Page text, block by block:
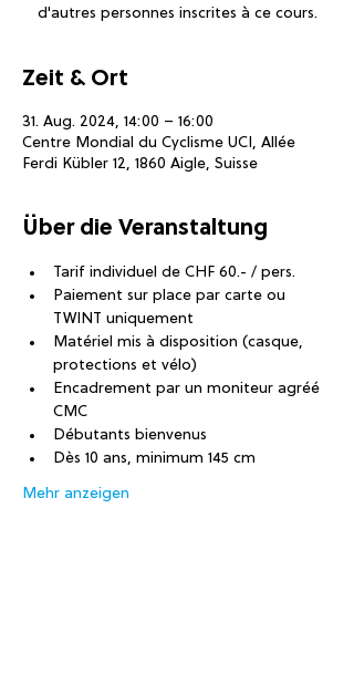
d'autres personnes inscrites à ce cours.
Zeit & Ort
31. Aug. 2024, 14:00 – 16:00
Centre Mondial du Cyclisme UCI, Allée
Ferdi Kübler 12, 1860 Aigle, Suisse
Über die Veranstaltung
Tarif individuel de CHF 60.- / pers.
Paiement sur place par carte ou
TWINT uniquement
Matériel mis à disposition (casque,
protections et vélo)
Encadrement par un moniteur agréé
CMC
Débutants bienvenus
Dès 10 ans, minimum 145 cm
Mehr anzeigen